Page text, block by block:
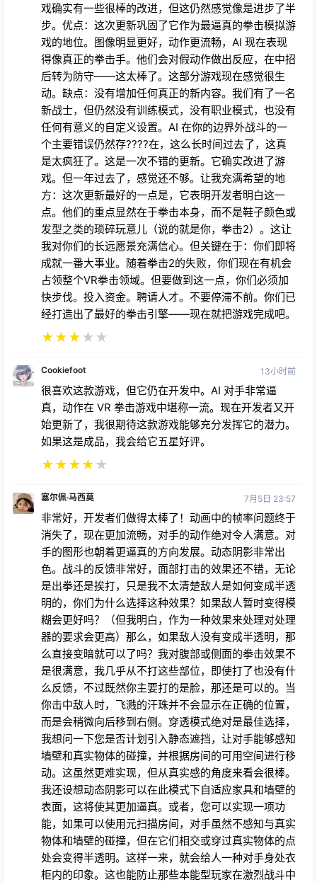
戏确实有一些很棒的改进，但这仍然感觉像是进步了半
步。优点：这次更新巩固了它作为最逼真的拳击模拟游
戏的地位。图像明显更好，动作更流畅，AI 现在表现
得像真正的拳击手。他们会对假动作做出反应，在中招
后转为防守——这太棒了。这部分游戏现在感觉很生
动。缺点：没有增加任何真正的新内容。我们有了一名
新战士，但仍然没有训练模式，没有职业模式，也没有
任何有意义的自定义设置。AI 在你的边界外战斗的一
个主要错误仍然存????在，这么长时间过去了，这真
是太疯狂了。这是一次不错的更新。它确实改进了游
戏。但一年过去了，感觉还不够。让我充满希望的地
方：这次更新最好的一点是，它表明开发者明白这一
点。他们的重点显然在于拳击本身，而不是鞋子颜色或
发型之类的琐碎玩意儿（说的就是你，拳击2）。这让
我对你们的长远愿景充满信心。但关键在于：你们即将
成就一番大事业。随着拳击2的失败，你们现在有机会
占领整个VR拳击领域。但要做到这一点，你们必须加
快步伐。投入资金。聘请人才。不要停滞不前。你们已
经打造出了最好的拳击引擎——现在就把游戏完成吧。
★★★★ ★
Cookiefoot 13小时前
很喜欢这款游戏，但它仍在开发中。AI 对手非常逼
真，动作在 VR 拳击游戏中堪称一流。现在开发者又开
始更新了，我很期待这款游戏能够充分发挥它的潜力。
如果这是成品，我会给它五星好评。
★★★★★
塞尔佩·马西莫 7月5日 23:57
非常好，开发者们做得太棒了！动画中的帧率问题终于
消失了，现在更加流畅，对手的动作绝对令人满意。对
手的图形也朝着更逼真的方向发展。动态阴影非常出
色。战斗的反馈非常好，面部打击的效果还不错，无论
是出拳还是挨打，只是我不太清楚敌人是如何变成半透
明的，你们为什么选择这种效果？如果敌人暂时变得模
糊会更好吗？（但我明白，作为一种效果来处理对处理
器的要求会更高）那么，如果敌人没有变成半透明，那
么直接变暗就可以了吗？我对腹部或侧面的拳击效果不
是很满意，我几乎从不打这些部位，即使打了也没有什
么反馈，不过既然你主要打的是脸，那还是可以的。当
你击中敌人时，飞溅的汗珠并不会显示在正确的位置，
而是会稍微向后移到右侧。穿透模式绝对是最佳选择，
我想问一下您是否计划引入静态遮挡，让对手能够感知
墙壁和真实物体的碰撞，并根据房间的可用空间进行移
动。这虽然更难实现，但从真实感的角度来看会很棒。
我还设想动态阴影可以在此模式下自适应家具和墙壁的
表面，这将使其更加逼真。或者，您可以实现一项功
能，如果可以使用元扫描房间，对手虽然不感知与真实
物体和墙壁的碰撞，但在它们相交或穿过真实物体的点
处会变得半透明。这样一来，就会给人一种对手身处衣
柜内的印象。这也能防止那些本能型玩家在激烈战斗中